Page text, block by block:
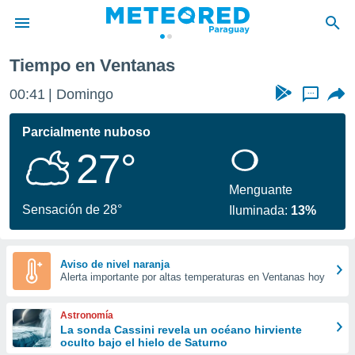
de
ha
que se
calidad.
a este
las
y
forma
digital
basada
Tiempo en Ventanas
00:42 Domingo ...
Parcialmente nuboso
27°
Sensación de 28°
Menguante
Iluminada: 13%
Aviso de nivel naranja
Alerta importante por altas temperaturas en Ventanas hoy
Astronomía
La sonda Cassini revela un océano hirviente
oculto bajo el hielo de Saturno